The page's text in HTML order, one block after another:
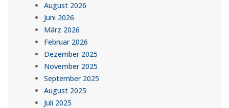
August 2026
Juni 2026
März 2026
Februar 2026
Dezember 2025
November 2025
September 2025
August 2025
Juli 2025